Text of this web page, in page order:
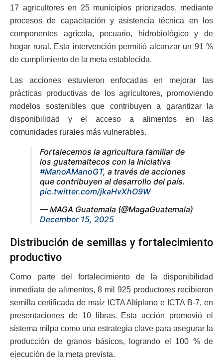
17 agricultores en 25 municipios priorizados, mediante
procesos de capacitación y asistencia técnica en los
componentes agrícola, pecuario, hidrobiológico y de
hogar rural. Esta intervención permitió alcanzar un 91 %
de cumplimiento de la meta establecida.
Las acciones estuvieron enfocadas en mejorar las
prácticas productivas de los agricultores, promoviendo
modelos sostenibles que contribuyen a garantizar la
disponibilidad y el acceso a alimentos en las
comunidades rurales más vulnerables.
Fortalecemos la agricultura familiar de
los guatemaltecos con la Iniciativa
#ManoAManoGT, a través de acciones
que contribuyen al desarrollo del país.
pic.twitter.com/jkaHvXhO9W
— MAGA Guatemala (@MagaGuatemala)
December 15, 2025
Distribución de semillas y fortalecimiento
productivo
Como parte del fortalecimiento de la disponibilidad
inmediata de alimentos, 8 mil 925 productores recibieron
semilla certificada de maíz ICTA Altiplano e ICTA B-7, en
presentaciones de 10 libras. Esta acción promovió el
sistema milpa como una estrategia clave para asegurar la
producción de granos básicos, logrando el 100 % de
ejecución de la meta prevista.